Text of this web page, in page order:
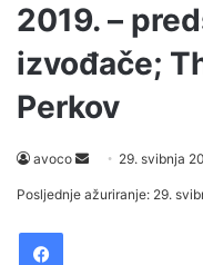
2019. –
izvođače;
Perkov
avoco
Send
an
29. svibnja
Posljednje ažuriranje: 29.
Facebook